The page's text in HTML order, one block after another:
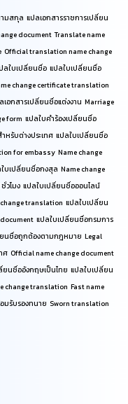
สกุล แปลเอกสารราชการเปลี่ยน
document Translate name
Official translation name change
ลใบเปลี่ยนชื่อ แปลใบเปลี่ยนชื่อ
change certificate translation
อกสารเปลี่ยนชื่อแต่งงาน Marriage
form แปลใบคำร้องเปลี่ยนชื่อ
รับต่างประเทศ แปลใบเปลี่ยนชื่อ
for embassy Name change
เปลี่ยนชื่อกงสุล Name change
วโมง แปลใบเปลี่ยนชื่อออนไลน์
translation แปลใบเปลี่ยน
แปลใบเปลี่ยนชื่อกรมการ
นชื่อถูกต้องตามกฎหมาย Legal
Official name change document
นชื่ออังกฤษเป็นไทย แปลใบเปลี่ยน
change translation Fast name
มรับรองทนาย Sworn translation